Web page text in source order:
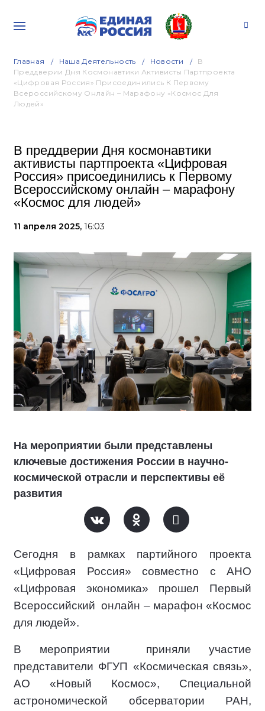
Главная Наша Деятельность Новости
В
Преддверии Дня Космонавтики Активисты Партпроекта
«Цифровая Россия» Присоединились К Первому
Всероссийскому Онлайн – Марафону «Космос Для
Людей»
В преддверии Дня космонавтики
активисты партпроекта «Цифровая
Россия» присоединились к Первому
Всероссийскому онлайн – марафону
«Космос для людей»
11 апреля 2025, 16:03
На мероприятии были представлены
ключевые достижения России в научно-
космической отрасли и перспективы её
развития
Сегодня в рамках партийного проекта
«Цифровая Россия» совместно с АНО
«Цифровая экономика» прошел Первый
Всероссийский онлайн – марафон «Космос
для людей».
В мероприятии
приняли участие
представители ФГУП «Космическая связь»,
АО «Новый Космос», Специальной
астрономической обсерватории РАН,